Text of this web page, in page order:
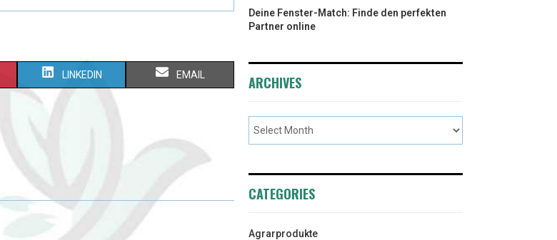
LINKEDIN EMAIL
Deine Fenster-Match: Finde den perfekten
Partner online
ARCHIVES
CATEGORIES
Agrarprodukte